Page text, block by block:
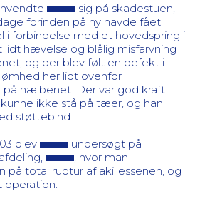
sig på skadestuen,
forinden på ny havde fået
i forbindelse med et hovedspring i
lidt hævelse og blålig misfarvning
og der blev følt en defekt i
her lidt ovenfor
hælbenet. Der var god kraft i
kunne ikke stå på tæer, og han
støttebind.
blev
undersøgt på
, hvor man
på total ruptur af akillessenen, og